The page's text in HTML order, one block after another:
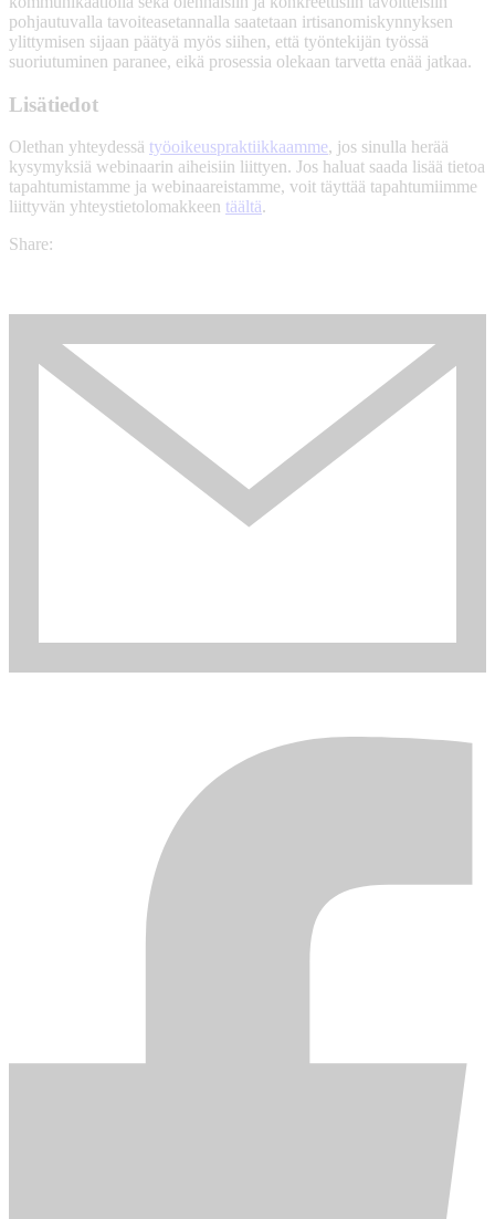
pohjautuvalla tavoiteasetannalla saatetaan irtisanomiskynnyksen
ylittymisen sijaan päätyä myös siihen, että työntekijän työssä
suoriutuminen paranee, eikä prosessia olekaan tarvetta enää jatkaa.
Lisätiedot
Olethan yhteydessä työoikeuspraktiikkaamme, jos sinulla herää
kysymyksiä webinaarin aiheisiin liittyen. Jos haluat saada lisää tietoa
tapahtumistamme ja webinaareistamme, voit täyttää tapahtumiimme
liittyvän yhteystietolomakkeen täältä.
Share: